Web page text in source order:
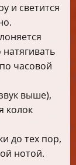
и светится
часовой
выше),
колок
до тех пор,
нотой.